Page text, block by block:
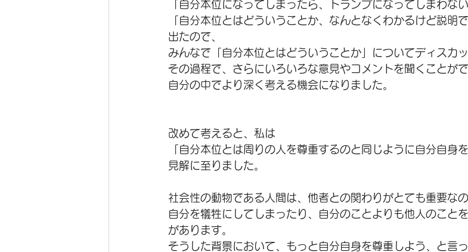
「自分本位になってしまったら、トランプになってしまわな
「自分本位とはどういうことか、なんとなくわかるけど説明
出たので、
みんなで「自分本位とはどういうことか」についてディスカ
その過程で、さらにいろいろな意見やコメントを聞くことがで
自分の中でより深く考える機会になりました。
改めて考えると、私は
「自分本位とは周りの人を尊重するのと同じように自分自身
見解に至りました。
社会性の動物である人間は、他者との関わりがとても重要なの
自分を犠牲にしてしまったり、自分のことよりも他人のこと
があります。
そうした背景において、もっと自分自身を尊重しよう、と言